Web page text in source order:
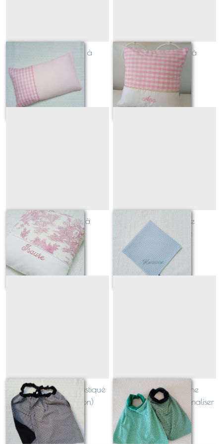
coussin 30 x 50 à
À partir de
Coussin 40x40 à
personnaliser
À partir de 38
Coussin 30x30 à
personnaliser
À partir de 35€
Serviette de table
personnalisable
À partir de 9
Serviette / bavoir élastiqué
(e) (doublure coton)
À partir de 17
Serviette de cantine
pressionnée à personnaliser
À partir de 12€